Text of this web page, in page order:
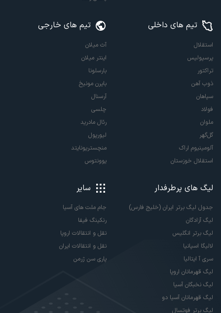
تیم های داخلی
استقلال
پرسپولیس
تراکتور
ذوب آهن
سپاهان
فولاد
ملوان
گل‌گهر
آلومینیوم اراک
استقلال خوزستان
تیم های خارجی
آث میلان
اینتر میلان
بارسلونا
بایرن مونیخ
آرسنال
چلسی
رئال مادرید
لیورپول
منچستریونایتد
یوونتوس
لیگ های پرطرفدار
جدول لیگ برتر ایران (خلیج فارس)
لیگ آزادگان
لیگ برتر انگلیس
لالیگا اسپانیا
سری آ ایتالیا
لیگ قهرمانان اروپا
لیگ نخبگان آسیا
لیگ قهرمانان آسیا دو
لیگ برتر فوتسال
سایر
جام ملت های آسیا
رنکینگ فیفا
نقل و انتقالات اروپا
نقل و انتقالات ایران
پاری سن ژرمن